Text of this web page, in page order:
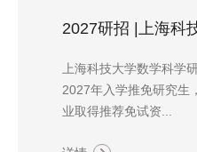
上海科技大学数学科学
2027年入学推免研究生
业取得推荐免试资...